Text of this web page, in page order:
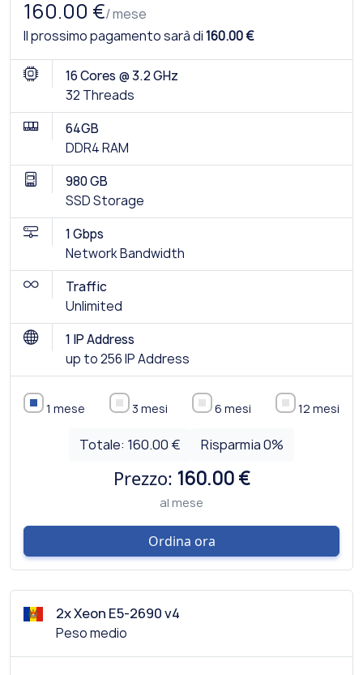
160.00 €/ mese
Il prossimo pagamento sarà di160.00 €
16 Cores @ 3.2 GHz
32 Threads
64GB
DDR4 RAM
980 GB
SSD Storage
1 Gbps
Network Bandwidth
Traffic
Unlimited
1 IP Address
up to 256 IP Address
1 mese 3 mesi 6 mesi 12 mesi
Totale: 160.00 € Risparmia0%
Prezzo: 160.00 €
al mese
Ordina ora
2x Xeon E5-2690 v4
Peso medio